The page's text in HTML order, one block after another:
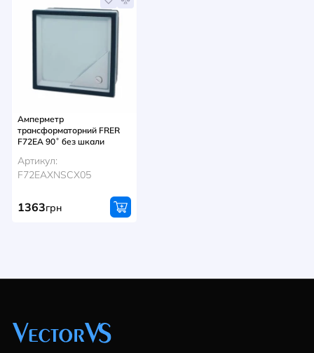
Амперметр
трансформаторний FRER
F72EA 90˚ без шкали
Артикул:
F72EAXNSCX05
1363грн